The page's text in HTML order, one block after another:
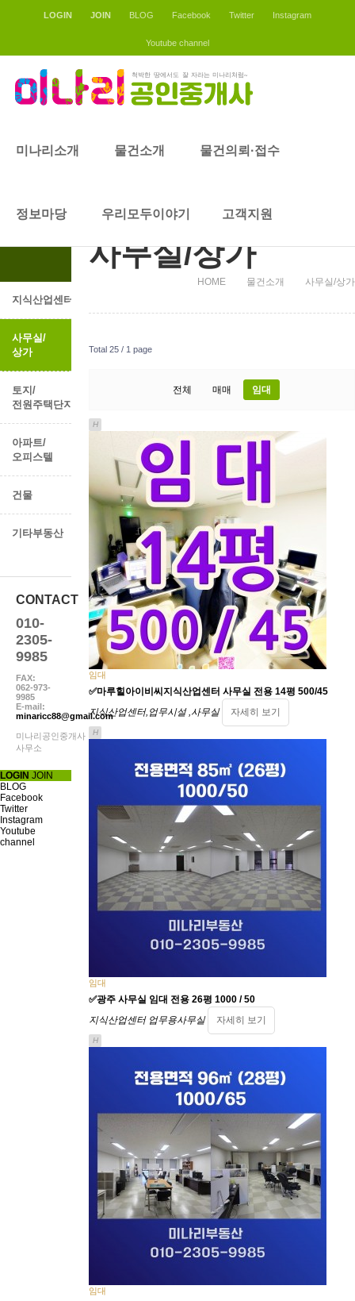
LOGIN JOIN BLOG Facebook Twitter Instagram
Youtube channel
미나리소개 물건소개 물건의뢰·접수
정보마당 우리모두이야기 고객지원
물건소개
사무실/상가
HOME 물건소개 사무실/상가
Total 25 / 1 page
전체 매매 임대
H
임대
✅마루힐아이비씨지식산업센터 사무실 전용 14평 500/45
지식산업센터,업무시설 ,사무실
자세히 보기
H
임대
✅광주 사무실 임대 전용 26평 1000 / 50
지식산업센터 업무용사무실
자세히 보기
H
임대
지식산업센터
사무실/
상가
토지/
전원주택단지
아파트/
오피스텔
건물
기타부동산
CONTACT
010-
2305-
9985
FAX:
062-973-
9985
E-mail:
minaricc88@gmail.com
미나리공인중개사
사무소
LOGIN JOIN
BLOG
Facebook
Twitter
Instagram
Youtube
channel